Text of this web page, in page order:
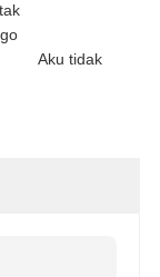
Aku tidak